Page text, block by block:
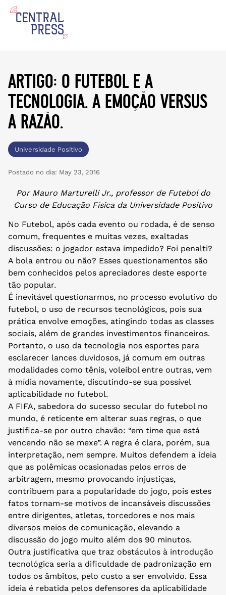
artigo: o futebol e a
tecnologia. a emoção versus
a razão.
Universidade Positivo
Postado no dia: May 23, 2016
Por Mauro Marturelli Jr., professor de Futebol do
Curso de Educação Física da Universidade Positivo
No Futebol, após cada evento ou rodada, é de senso
comum, frequentes e muitas vezes, exaltadas
discussões: o jogador estava impedido? Foi penalti?
A bola entrou ou não? Esses questionamentos são
bem conhecidos pelos apreciadores deste esporte
tão popular.
É inevitável questionarmos, no processo evolutivo do
futebol, o uso de recursos tecnológicos, pois sua
prática envolve emoções, atingindo todas as classes
sociais, além de grandes investimentos financeiros.
Portanto, o uso da tecnologia nos esportes para
esclarecer lances duvidosos, já comum em outras
modalidades como tênis, voleibol entre outras, vem
à mídia novamente, discutindo-se sua possível
aplicabilidade no futebol.
A FIFA, sabedora do sucesso secular do futebol no
mundo, é reticente em alterar suas regras, o que
justifica-se por outro chavão: “em time que está
vencendo não se mexe”. A regra é clara, porém, sua
interpretação, nem sempre. Muitos defendem a ideia
que as polêmicas ocasionadas pelos erros de
arbitragem, mesmo provocando injustiças,
contribuem para a popularidade do jogo, pois estes
fatos tornam-se motivos de incansáveis discussões
entre dirigentes, atletas, torcedores e nos mais
diversos meios de comunicação, elevando a
discussão do jogo muito além dos 90 minutos.
Outra justificativa que traz obstáculos à introdução
tecnológica seria a dificuldade de padronização em
todos os âmbitos, pelo custo a ser envolvido. Essa
ideia é rebatida pelos defensores da aplicabilidade